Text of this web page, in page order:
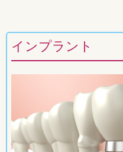
インプラント